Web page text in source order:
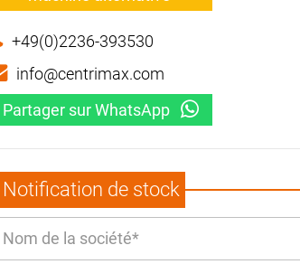
+49(0)2236-393530
info@centrimax.com
Partager sur WhatsApp
Notification de stock